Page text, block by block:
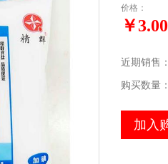
价格：
￥3.00
近期销售
购买数量
加入